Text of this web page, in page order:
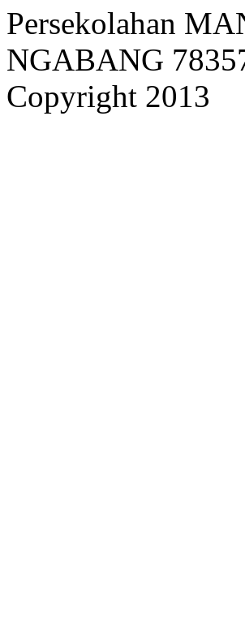
Persekolahan
NGABANG
Copyright 2013